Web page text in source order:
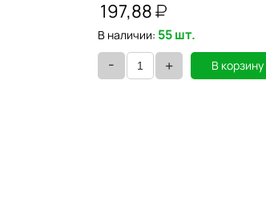
197,88
В наличии: 55 шт.
- + В корзину